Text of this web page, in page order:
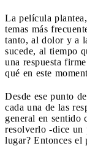
La película
temas más
tanto, al dolor y a
sucede, al tiempo
una respuesta
qué en este
Desde ese punto
cada una de las
general en sentido
resolverlo -dice un
lugar? Entonces el